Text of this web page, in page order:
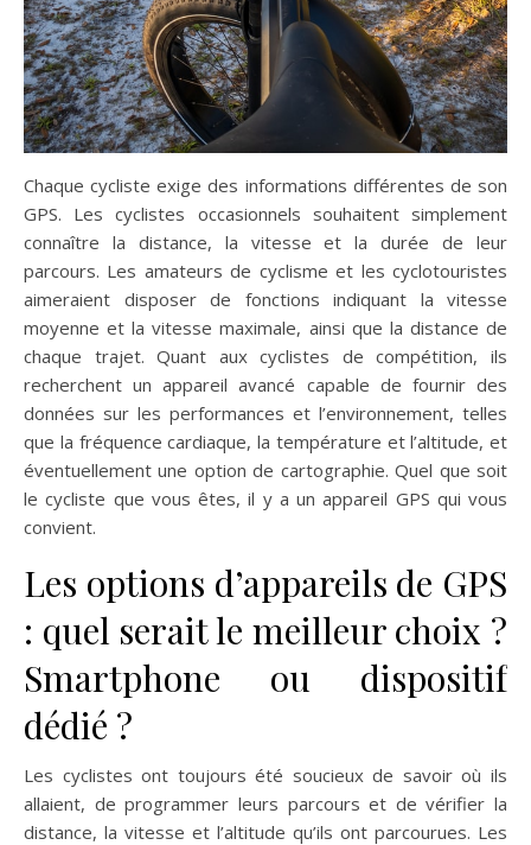
Chaque cycliste exige des informations différentes de son
GPS. Les cyclistes occasionnels souhaitent simplement
connaître la distance, la vitesse et la durée de leur
parcours. Les amateurs de cyclisme et les cyclotouristes
aimeraient disposer de fonctions indiquant la vitesse
moyenne et la vitesse maximale, ainsi que la distance de
chaque trajet. Quant aux cyclistes de compétition, ils
recherchent un appareil avancé capable de fournir des
données sur les performances et l’environnement, telles
que la fréquence cardiaque, la température et l’altitude, et
éventuellement une option de cartographie. Quel que soit
le cycliste que vous êtes, il y a un appareil GPS qui vous
convient.
Les options d’appareils de GPS
: quel serait le meilleur choix ?
Smartphone ou dispositif
dédié ?
Les cyclistes ont toujours été soucieux de savoir où ils
allaient, de programmer leurs parcours et de vérifier la
distance, la vitesse et l’altitude qu’ils ont parcourues. Les